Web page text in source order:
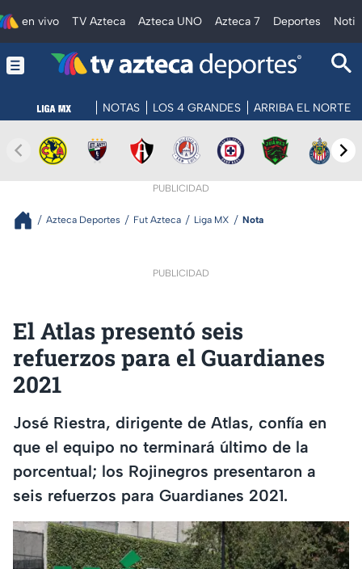
en vivo TV Azteca Azteca UNO Azteca 7 Deportes
NOTAS LOS 4 GRANDES ARRIBA EL NORTE
PUBLICIDAD
Azteca Deportes Fut Azteca Liga MX Nota
PUBLICIDAD
El Atlas presentó seis
refuerzos para el Guardianes
2021
José Riestra, dirigente de Atlas, confía en
que el equipo no terminará último de la
porcentual; los Rojinegros presentaron a
seis refuerzos para Guardianes 2021.